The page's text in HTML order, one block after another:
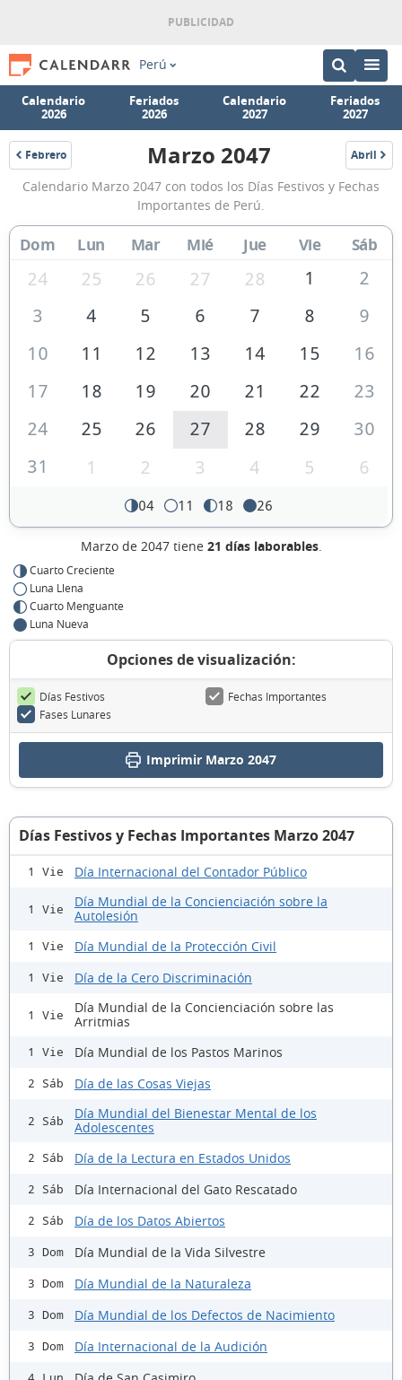
Perú
Calendario
2026
Feriados
2026
Calendario
2027
Feriados
2027
Febrero
2047
Calendario
Marzo
2047
de
Perú
Marzo 2047 Abril
2047
Calendario Marzo 2047 con todos los Días Festivos y Fechas
Importantes de Perú.
Dom Lun Mar Mié Jue Vie Sáb
24 25 26 27 28 1
2
3
4 5 6 7 8
9
10
11 12 13 14 15
16
17
18 19 20 21 22
23
24
25 26 27 28 29
30
31
1 2 3 4 5 6
04 11 18 26
Marzo de 2047 tiene 21 días laborables.
Cuarto Creciente
Luna Llena
Cuarto Menguante
Luna Nueva
Opciones de visualización:
Días Festivos
Fechas Importantes
Fases Lunares
Imprimir Marzo 2047
Días Festivos y Fechas Importantes Marzo 2047
1 Vie Día Internacional del Contador Público
1 Vie
Día Mundial de la Concienciación sobre la
Autolesión
1 Vie Día Mundial de la Protección Civil
1 Vie Día de la Cero Discriminación
1 Vie
Día Mundial de la Concienciación sobre las
Arritmias
1 Vie Día Mundial de los Pastos Marinos
2 Sáb Día de las Cosas Viejas
2 Sáb
Día Mundial del Bienestar Mental de los
Adolescentes
2 Sáb Día de la Lectura en Estados Unidos
2 Sáb Día Internacional del Gato Rescatado
2 Sáb Día de los Datos Abiertos
3 Dom Día Mundial de la Vida Silvestre
3 Dom Día Mundial de la Naturaleza
3 Dom Día Mundial de los Defectos de Nacimiento
3 Dom Día Internacional de la Audición